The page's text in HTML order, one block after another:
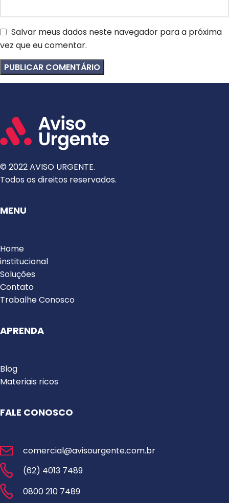
Salvar meus dados neste navegador para a próxima
vez que eu comentar.
© 2022 AVISO URGENTE.
Todos os direitos reservados.
MENU
Home
institucional
Soluções
Contato
Trabalhe Conosco
APRENDA
Blog
Materiais ricos
FALE CONOSCO
comercial@avisourgente.com.br
(62) 4013 7489
0800 210 7489